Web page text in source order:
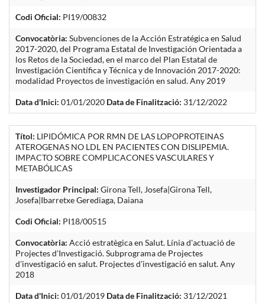
Codi Oficial: PI19/00832
Convocatòria: Subvenciones de la Acción Estratégica en Salud
2017-2020, del Programa Estatal de Investigación Orientada a
los Retos de la Sociedad, en el marco del Plan Estatal de
Investigación Científica y Técnica y de Innovación 2017-2020:
modalidad Proyectos de investigación en salud. Any 2019
Data d'Inici: 01/01/2020 Data de Finalització: 31/12/2022
Títol: LIPIDÓMICA POR RMN DE LAS LOPOPROTEINAS
ATEROGENAS NO LDL EN PACIENTES CON DISLIPEMIA.
IMPACTO SOBRE COMPLICACONES VASCULARES Y
METABÓLICAS
Investigador Principal: Girona Tell, Josefa|Girona Tell,
Josefa|Ibarretxe Gerediaga, Daiana
Codi Oficial: PI18/00515
Convocatòria: Acció estratègica en Salut. Línia d'actuació de
Projectes d'Investigació. Subprograma de Projectes
d'investigació en salut. Projectes d'investigació en salut. Any
2018
Data d'Inici: 01/01/2019 Data de Finalització: 31/12/2021